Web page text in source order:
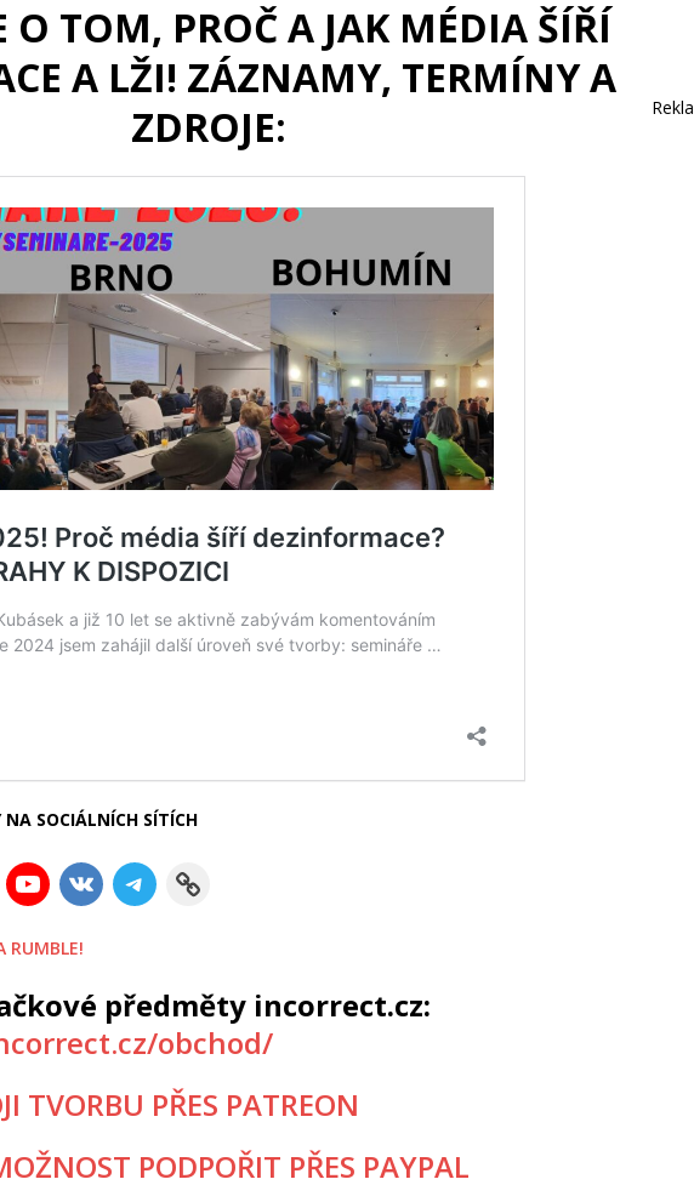
O TOM, PROČ A JAK MÉDIA ŠÍŘÍ
A LŽI! ZÁZNAMY, TERMÍNY A
ZDROJE:
NA SOCIÁLNÍCH SÍTÍCH
RUMBLE!
předměty incorrect.cz:
obchod/
TVORBU PŘES PATREON
PODPOŘIT PŘES PAYPAL